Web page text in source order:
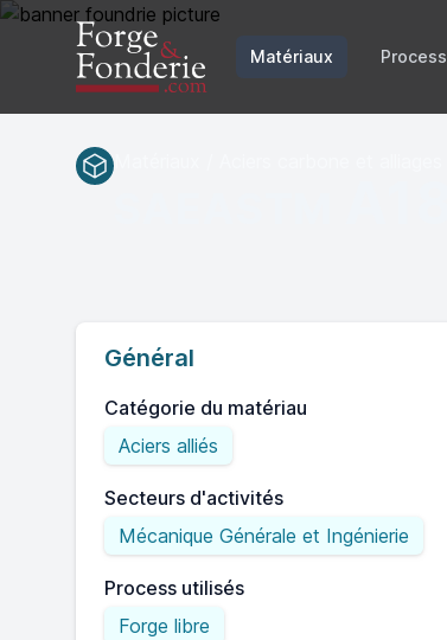
Matériaux Process
Général
Catégorie du matériau
Aciers alliés
Secteurs d'activités
Mécanique Générale et Ingénierie
Process utilisés
Forge libre